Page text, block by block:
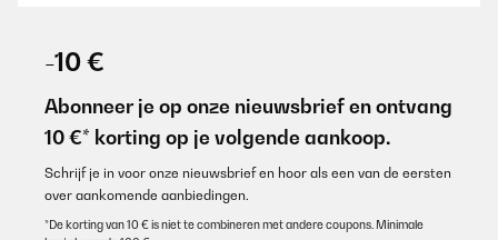
Amazon-Benutzer
GECONTROLEERDE BEOORDELING
-10 €
Abonneer je op onze nieuwsbrief en ontvang
10 €* korting op je volgende aankoop.
Schrijf je in voor onze nieuwsbrief en hoor als een van de eersten
over aankomende aanbiedingen.
*De korting van 10 € is niet te combineren met andere coupons. Minimale